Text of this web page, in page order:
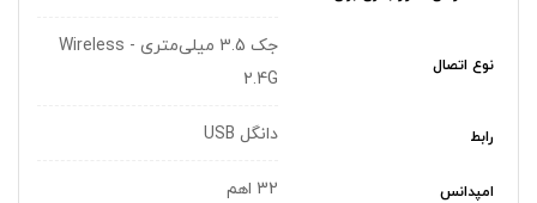
نوع اتصال
جک 3.5 میلی‌متری - Wireless
2.4G
رابط دانگل USB
امپدانس 32 اهم